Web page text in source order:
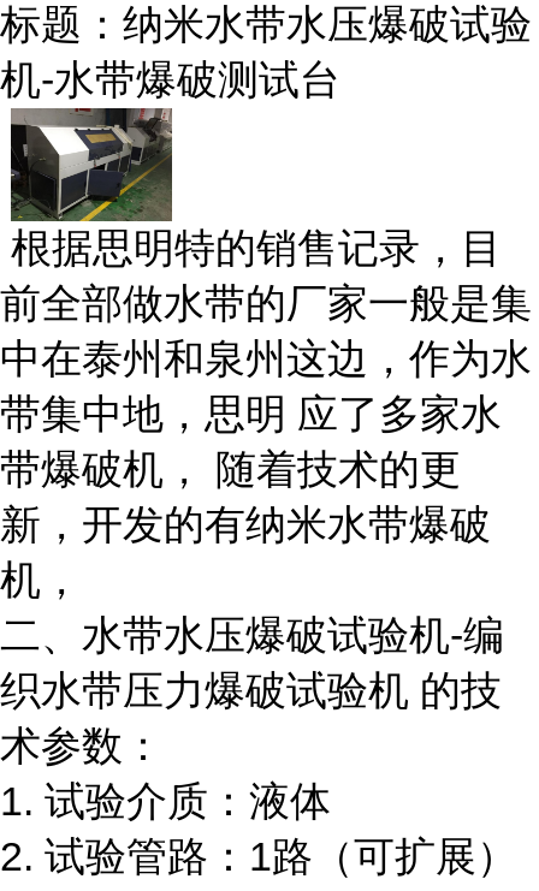
标题：纳米水带水压爆破试验
机-水带爆破测试台
根据思明特的销售记录，目
前全部做水带的厂家一般是集
中在泰州和泉州这边，作为水
带集中地，思明 应了多家水
带爆破机，
随着技术的更
新，开发的有纳米水带爆破
机，
二、水带水压爆破试验机-编
织水带压力爆破试验机 的技
术参数：
1. 试验介质：液体
2. 试验管路： 1路（可扩展）